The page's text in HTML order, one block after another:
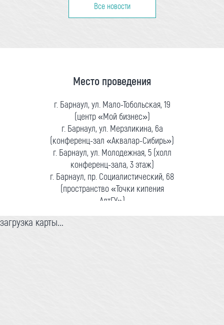
Все новости
Место проведения
г. Барнаул, ул. Мало-Тобольская, 19
(центр «Мой бизнес»)
г. Барнаул, ул. Мерзликина, 6а
(конференц-зал «Аквалар-Сибирь»)
г. Барнаул, ул. Молодежная, 5 (холл
конференц-зала, 3 этаж)
г. Барнаул, пр. Социалистический, 68
(пространство «Точки кипения
АлтГУ»)
загрузка карты...